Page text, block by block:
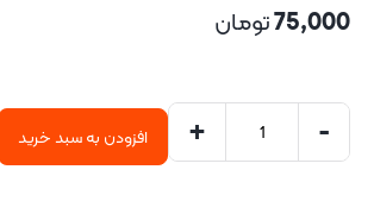
75,000تومان
-
+ افزودن به سبد خرید